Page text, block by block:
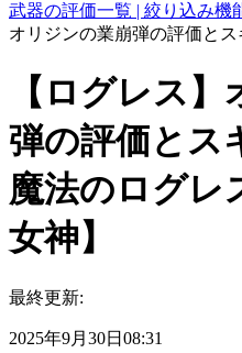
武器の評価一覧 | 絞り込み機
オリジンの業崩弾の評価と
【ログレス
弾の評価とス
魔法のログレ
女神】
最終更新:
2025年9月30日08:31